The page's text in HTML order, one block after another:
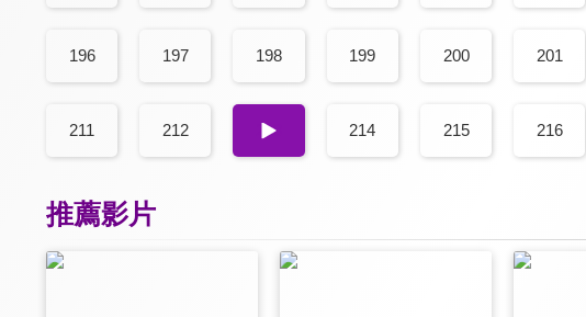
196 197 198 199 200 201
211 212 213 214 215 216
推薦影片